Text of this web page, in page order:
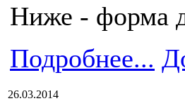
Ниже - форма
Подробнее...
26.03.2014